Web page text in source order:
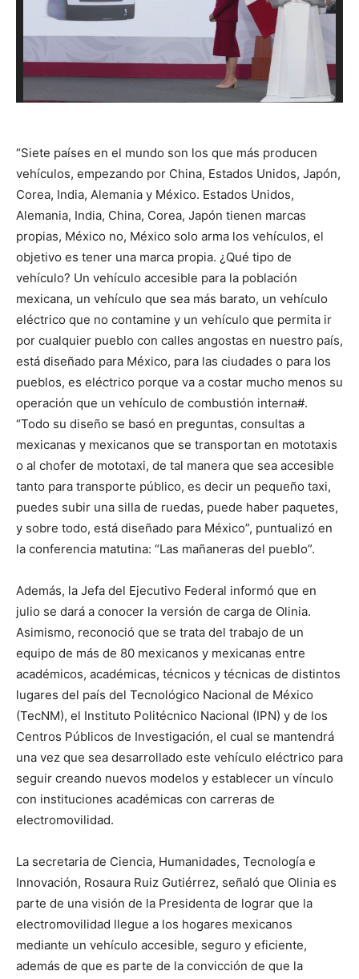
“Siete países en el mundo son los que más producen
vehículos, empezando por China, Estados Unidos, Japón,
Corea, India, Alemania y México. Estados Unidos,
Alemania, India, China, Corea, Japón tienen marcas
propias, México no, México solo arma los vehículos, el
objetivo es tener una marca propia. ¿Qué tipo de
vehículo? Un vehículo accesible para la población
mexicana, un vehículo que sea más barato, un vehículo
eléctrico que no contamine y un vehículo que permita ir
por cualquier pueblo con calles angostas en nuestro país,
está diseñado para México, para las ciudades o para los
pueblos, es eléctrico porque va a costar mucho menos su
operación que un vehículo de combustión interna#.
“Todo su diseño se basó en preguntas, consultas a
mexicanas y mexicanos que se transportan en mototaxis
o al chofer de mototaxi, de tal manera que sea accesible
tanto para transporte público, es decir un pequeño taxi,
puedes subir una silla de ruedas, puede haber paquetes,
y sobre todo, está diseñado para México”, puntualizó en
la conferencia matutina: “Las mañaneras del pueblo”.
Además, la Jefa del Ejecutivo Federal informó que en
julio se dará a conocer la versión de carga de Olinia.
Asimismo, reconoció que se trata del trabajo de un
equipo de más de 80 mexicanos y mexicanas entre
académicos, académicas, técnicos y técnicas de distintos
lugares del país del Tecnológico Nacional de México
(TecNM), el Instituto Politécnico Nacional (IPN) y de los
Centros Públicos de Investigación, el cual se mantendrá
una vez que sea desarrollado este vehículo eléctrico para
seguir creando nuevos modelos y establecer un vínculo
con instituciones académicas con carreras de
electromovilidad.
La secretaria de Ciencia, Humanidades, Tecnología e
Innovación, Rosaura Ruiz Gutiérrez, señaló que Olinia es
parte de una visión de la Presidenta de lograr que la
electromovilidad llegue a los hogares mexicanos
mediante un vehículo accesible, seguro y eficiente,
además de que es parte de la convicción de que la